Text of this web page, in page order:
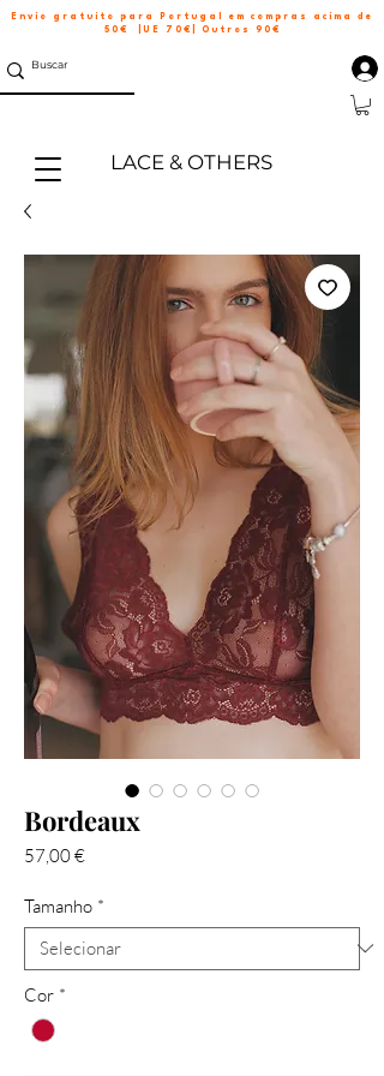
Envio gratuito para Portugal em compras acima de
50€ |UE 70€| Outros 90€
LACE & OTHERS
Bordeaux
57,00 €Preço
Tamanho *
Cor *